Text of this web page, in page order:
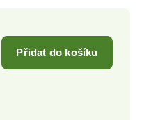
Přidat do košíku